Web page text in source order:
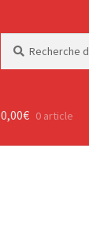
pour :
0,00€ 0 article